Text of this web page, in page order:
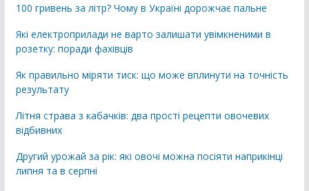
100 гривень за літр? Чому в Україні дорожчає пальне
Які електроприлади не варто залишати увімкненими в
розетку: поради фахівців
Як правильно міряти тиск: що може вплинути на точність
результату
Літня страва з кабачків: два прості рецепти овочевих
відбивних
Другий урожай за рік: які овочі можна посіяти наприкінці
липня та в серпні